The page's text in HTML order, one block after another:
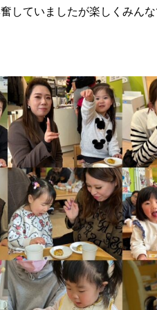
していましたが楽しくみん